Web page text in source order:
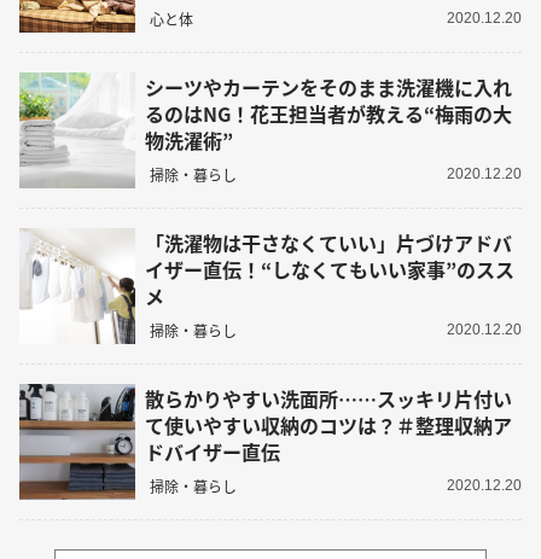
心と体 2020.12.20
シーツやカーテンをそのまま洗濯機に入れ
るのはNG！花王担当者が教える“梅雨の大
物洗濯術”
掃除・暮らし 2020.12.20
「洗濯物は干さなくていい」片づけアドバ
イザー直伝！“しなくてもいい家事”のスス
メ
掃除・暮らし 2020.12.20
散らかりやすい洗面所……スッキリ片付い
て使いやすい収納のコツは？＃整理収納ア
ドバイザー直伝
掃除・暮らし 2020.12.20